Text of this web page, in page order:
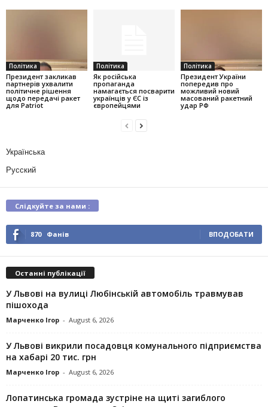
Політика
Президент закликав
партнерів ухвалити
політичне рішення
щодо передачі ракет
для Patriot
Політика
Як російська
пропаганда
намагається посварити
українців у ЄС із
європейцями
Політика
Президент України
попередив про
можливий новий
масований ракетний
удар РФ
Українська
Русский
Слідкуйте за нами :
870 Фанів ВПОДОБАТИ
Останні публікації
У Львові на вулиці Любінській автомобіль травмував
пішохода
Марченко Ігор - August 6, 2026
У Львові викрили посадовця комунального підприємства
на хабарі 20 тис. грн
Марченко Ігор - August 6, 2026
Лопатинська громада зустріне на щиті загиблого